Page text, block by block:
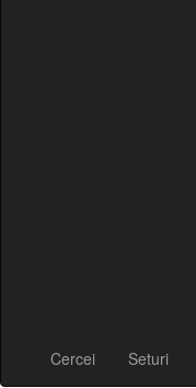
Cercei Seturi